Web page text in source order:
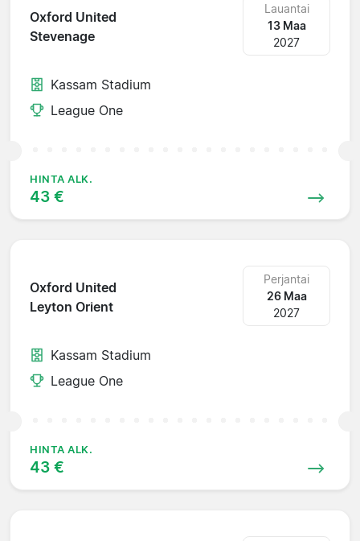
Oxford United
Stevenage
Lauantai
13 Maa
2027
Kassam Stadium
League One
HINTA ALK.
43 €
Oxford United
Leyton Orient
Perjantai
26 Maa
2027
Kassam Stadium
League One
HINTA ALK.
43 €